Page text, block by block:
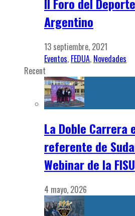
Argentino
13 septiembre, 2021
Eventos, FEDUA, Novedades
Recent
La Doble Carrera
referente de
Webinar de la FISU
4 mayo, 2026